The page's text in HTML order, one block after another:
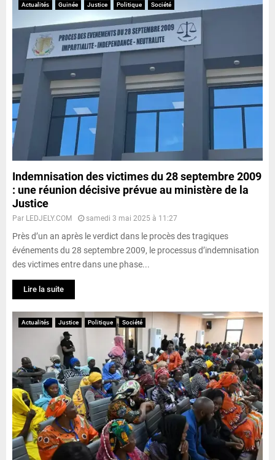
Actualités Guinée Justice Politique Société
Indemnisation des victimes du 28 septembre 2009
: une réunion décisive prévue au ministère de la
Justice
Par LEDJELY.COM samedi 3 mai 2025 à 11:27
Près d’un an après le verdict dans le procès des tragiques
événements du 28 septembre 2009, le processus d’indemnisation
des victimes entre dans une phase...
Lire la suite
Actualités Justice Politique Société